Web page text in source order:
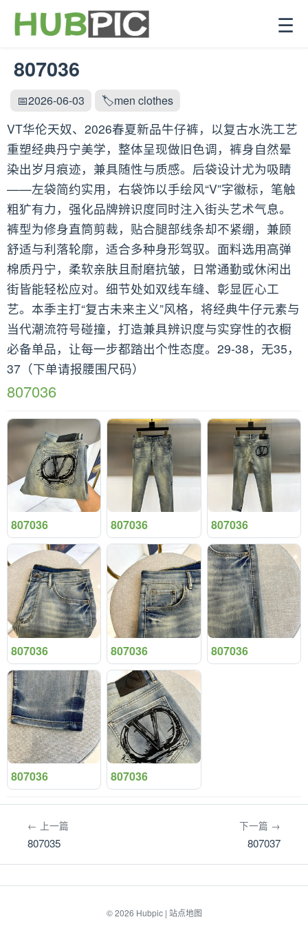
☰
807036
📅2026-06-03 🏷️men clothes
VT华伦天奴、2026春夏新品牛仔裤，以复古水洗工艺
重塑经典丹宁美学，整体呈现做旧色调，裤身自然晕
染出岁月痕迹，兼具随性与质感。后袋设计尤为吸睛
——左袋简约实用，右袋饰以手绘风“V”字徽标，笔触
粗犷有力，强化品牌辨识度同时注入街头艺术气息。
裤型为修身直筒剪裁，贴合腿部线条却不紧绷，兼顾
舒适与利落轮廓，适合多种身形驾驭。面料选用高弹
棉质丹宁，柔软亲肤且耐磨抗皱，日常通勤或休闲出
街皆能轻松应对。细节处如双线车缝、彰显匠心工
艺。本季主打“复古未来主义”风格，将经典牛仔元素与
当代潮流符号碰撞，打造兼具辨识度与实穿性的衣橱
必备单品，让每一步都踏出个性态度。29-38，无35，
37（下单请报腰围尺码）
807036
807036 807036 807036
807036 807036 807036
807036 807036
← 上一篇
807035
下一篇 →
807037
© 2026 Hubpic| 站点地图